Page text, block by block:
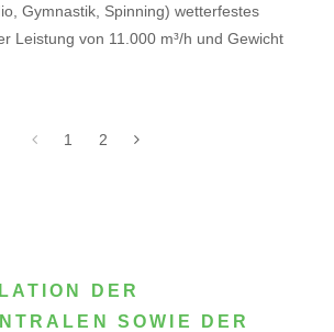
Gymnastik, Spinning) wetterfestes
Leistung von 11.000 m³/h und Gewicht
1 2
DER
SOWIE DER